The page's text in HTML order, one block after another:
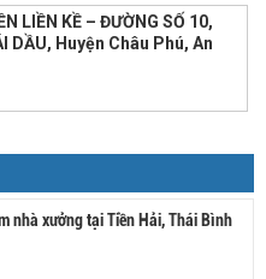
LIỀN KỀ – ĐƯỜNG SỐ 10,
DẦU, Huyện Châu Phú, An
nhà xưởng tại Tiền Hải, Thái Bình